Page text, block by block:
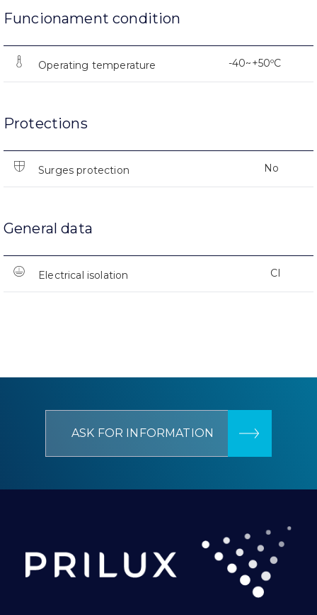
Funcionament condition
Operating temperature -40~+50ºC
Protections
Surges protection No
General data
Electrical isolation CI
ASK FOR INFORMATION